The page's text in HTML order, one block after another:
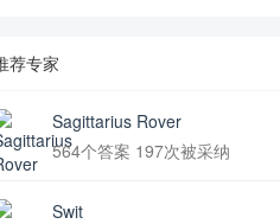
荐专家
Sagittarius Rover
564个答案 197次被采纳
Swit